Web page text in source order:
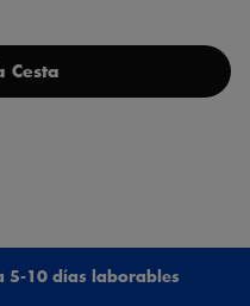
Cesta
5-10 días laborables